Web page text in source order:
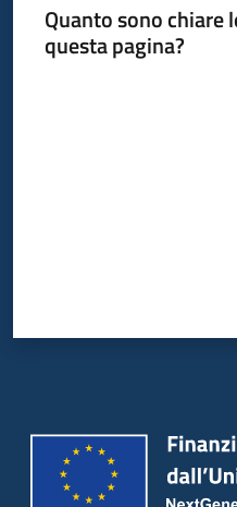
Quanto sono chiare
questa pagina?